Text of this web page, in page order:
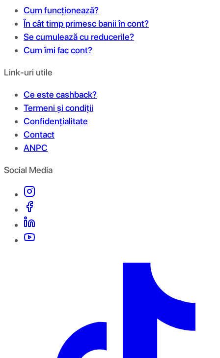
Cum funcționează?
În cât timp primesc banii în cont?
Se cumulează cu reducerile?
Cum îmi fac cont?
Link-uri utile
Ce este cashback?
Termeni și condiții
Confidențialitate
Contact
ANPC
Social Media